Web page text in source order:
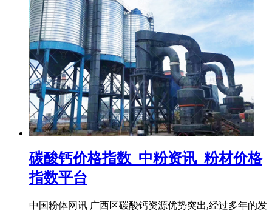
碳酸钙价格指数_中粉资讯_粉材价格
指数平台
中国粉体网讯 广西区碳酸钙资源优势突出,经过多年的发